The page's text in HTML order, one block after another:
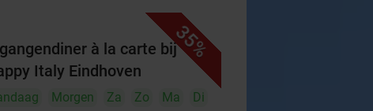
35%
à la carte bij
Italy Eindhoven
Morgen Za Zo Ma
Di